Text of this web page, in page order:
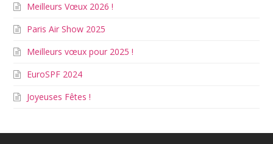
Meilleurs Vœux 2026 !
Paris Air Show 2025
Meilleurs vœux pour 2025 !
EuroSPF 2024
Joyeuses Fêtes !